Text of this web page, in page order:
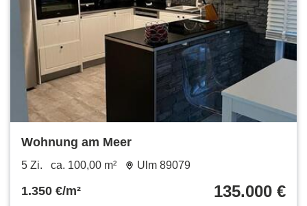
Wohnung am Meer
5 Zi. ca. 100,00 m² Ulm 89079
1.350 €/m² 135.000 €